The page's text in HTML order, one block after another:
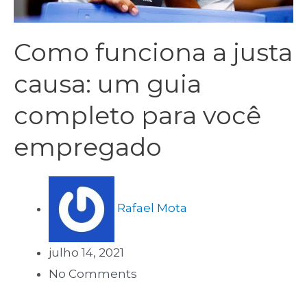
Como funciona a justa
causa: um guia
completo para você
empregado
Rafael Mota
julho 14, 2021
No Comments